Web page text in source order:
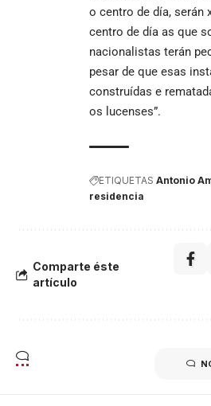
o centro de día, serán
centro de día as que
nacionalistas terán
pesar de que esas
construídas e
os lucenses”.
ETIQUETAS Antonio
residencia
Comparte éste
artículo